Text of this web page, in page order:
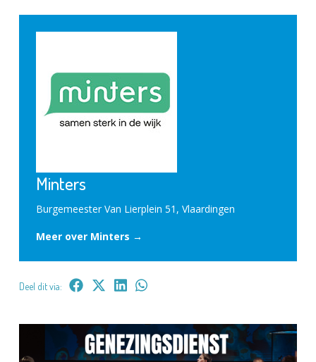
Minters
Burgemeester Van Lierplein 51, Vlaardingen
Meer over Minters →
Deel dit via: